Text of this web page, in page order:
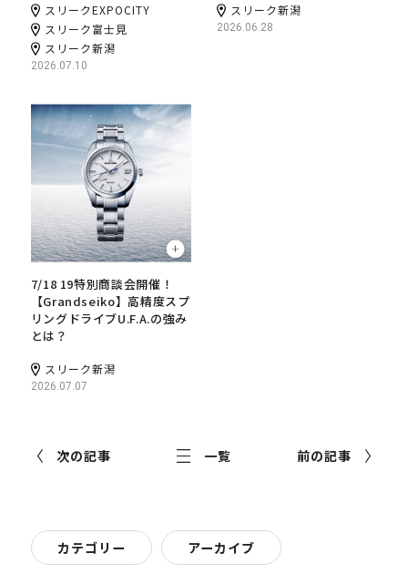
スリークEXPOCITY
スリーク富士見
スリーク新潟
2026.07.10
スリーク新潟
2026.06.28
7/18 19特別商談会開催！
【Grandseiko】高精度スプ
リングドライブU.F.A.の強み
とは？
スリーク新潟
2026.07.07
次の記事 一覧 前の記事
カテゴリー アーカイブ